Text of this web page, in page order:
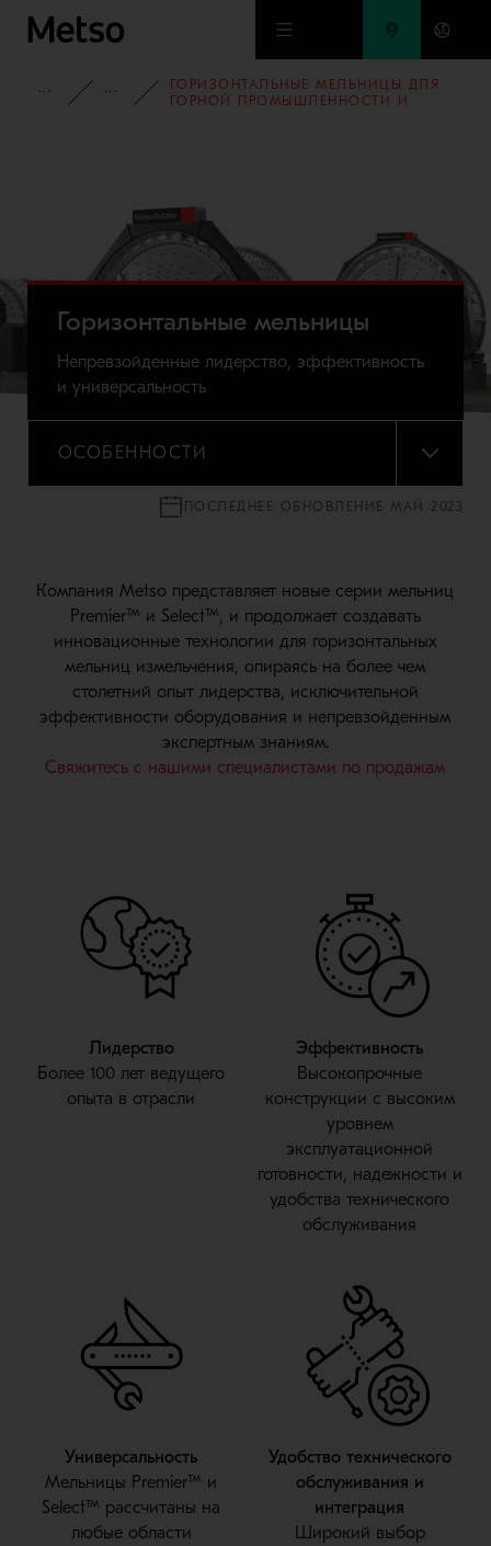
Перейти к основному содержимому
ГОРНАЯ ПРОМЫШЛЕННОСТЬ
ИЗМЕЛЬЧЕНИЕ
ГОРИЗОНТАЛЬНЫЕ МЕЛЬНИЦЫ ДЛЯ
ГОРНОЙ ПРОМЫШЛЕННОСТИ И
Горизонтальные мельницы
Непревзойденные лидерство, эффективность
и универсальность
ОСОБЕННОСТИ
МЕНЮ
ПОСЛЕДНЕЕ ОБНОВЛЕНИЕ МАЙ 2023
Компания Metso представляет новые серии мельниц
Premier™ и Select™, и продолжает создавать
инновационные технологии для горизонтальных
мельниц измельчения, опираясь на более чем
столетний опыт лидерства, исключительной
эффективности оборудования и непревзойденным
экспертным знаниям.
Свяжитесь с нашими специалистами по продажам
Лидерство
Более 100 лет ведущего
опыта в отрасли
Эффективность
Высокопрочные
конструкции с высоким
уровнем
эксплуатационной
готовности, надежности и
удобства технического
обслуживания
Универсальность
Мельницы Premier™ и
Select™ рассчитаны на
любые области
Удобство технического
обслуживания и
интеграция
Широкий выбор